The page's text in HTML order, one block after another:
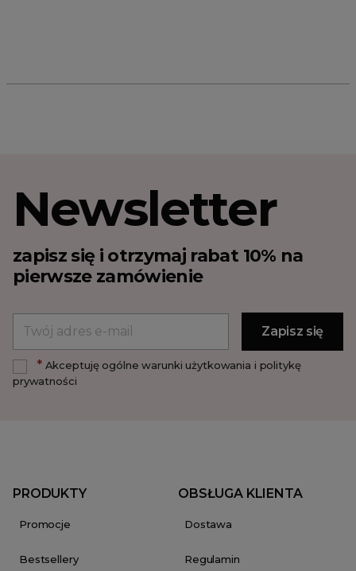
Newsletter
zapisz się i otrzymaj rabat 10% na
pierwsze zamówienie
*Akceptuję ogólne warunki użytkowania i politykę
prywatności
PRODUKTY
Promocje
Bestsellery
OBSŁUGA KLIENTA
Dostawa
Regulamin